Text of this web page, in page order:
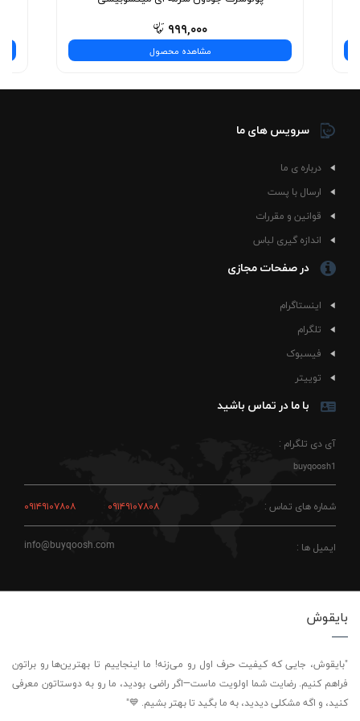
۹۹۹,۰۰۰
مشاهده محصول
سرویس های ما
درباره ی ما
ارسال با پست
قوانین و مقررات
اندازه گیری لباس
در صفحات مجازی
اینستاگرام
تلگرام
فیسبوک
توییتر
با ما در تماس باشید
آی دی تلگرام :
buyqoosh1
شماره های تماس : ۰۹۱۴۹۱۰۷۸۰۸ ۰۹۱۴۹۱۰۷۸۰۸
ایمیل ها : info@buyqoosh.com
بایقوش
"بایقوش، جایی که کیفیت حرف اول رو می‌زنه! ما اینجاییم تا بهترین‌ها رو براتون
فراهم کنیم. رضایت شما اولویت ماست—اگر راضی بودید، ما رو به دوستاتون معرفی
کنید، و اگه مشکلی دیدید، به ما بگید تا بهتر بشیم. 💙"